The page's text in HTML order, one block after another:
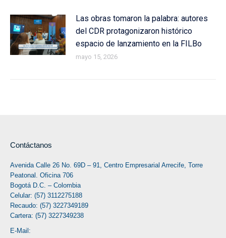
Las obras tomaron la palabra: autores
del CDR protagonizaron histórico
espacio de lanzamiento en la FILBo
mayo 15, 2026
Contáctanos
Avenida Calle 26 No. 69D – 91, Centro Empresarial Arrecife, Torre
Peatonal. Oficina 706
Bogotá D.C. – Colombia
Celular: (57) 3112275188
Recaudo: (57) 3227349189
Cartera: (57) 3227349238
E-Mail: